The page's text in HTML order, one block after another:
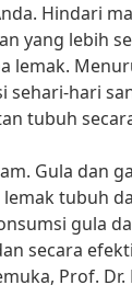
Hindari
yang lebih
lemak.
sehari-hari
tubuh
Gula dan
tubuh
gula
secara
Prof. Dr.